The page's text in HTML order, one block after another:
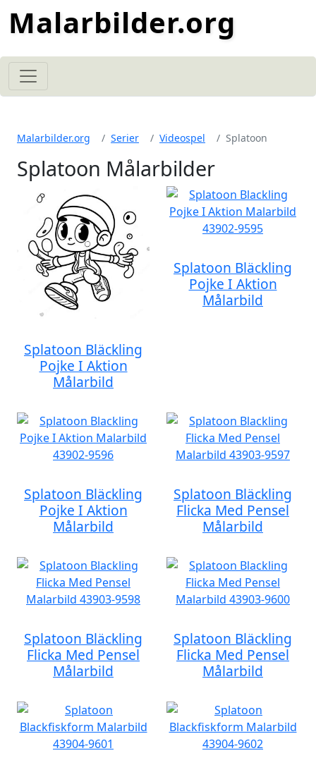
Malarbilder.org
Malarbilder.org Serier Videospel Splatoon
Splatoon Målarbilder
Splatoon Bläckling
Pojke I Aktion
Målarbild
Splatoon Bläckling
Pojke I Aktion
Målarbild
Splatoon Bläckling
Pojke I Aktion
Målarbild
Splatoon Bläckling
Flicka Med Pensel
Målarbild
Splatoon Bläckling
Flicka Med Pensel
Målarbild
Splatoon Bläckling
Flicka Med Pensel
Målarbild